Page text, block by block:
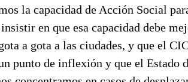
la capacidad de Acción Social
en que esa capacidad debe
a gota a las ciudades, y que el
punto de inflexión y que el Estado